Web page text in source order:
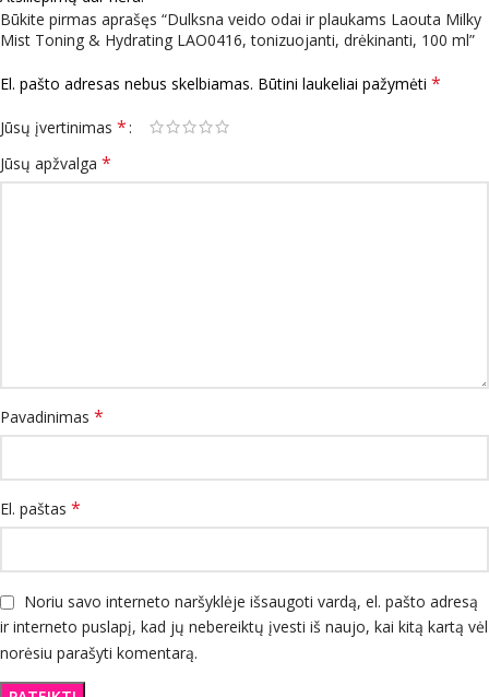
Būkite pirmas aprašęs “Dulksna veido odai ir plaukams Laouta Milky
Mist Toning & Hydrating LAO0416, tonizuojanti, drėkinanti, 100 ml”
El. pašto adresas nebus skelbiamas. Būtini laukeliai pažymėti *
Jūsų įvertinimas *
Jūsų apžvalga *
Pavadinimas *
El. paštas *
Noriu savo interneto naršyklėje išsaugoti vardą, el. pašto adresą
ir interneto puslapį, kad jų nebereiktų įvesti iš naujo, kai kitą kartą vėl
norėsiu parašyti komentarą.